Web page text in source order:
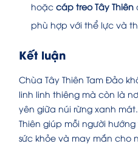
hoặc cáp treo Tây Thiên
phù hợp với thể lực và
Kết luận
Chùa Tây Thiên Tam Đảo
linh linh thiêng mà còn là
yên giữa núi rừng xanh
Thiên giúp mỗi người
sức khỏe và may mắn cho